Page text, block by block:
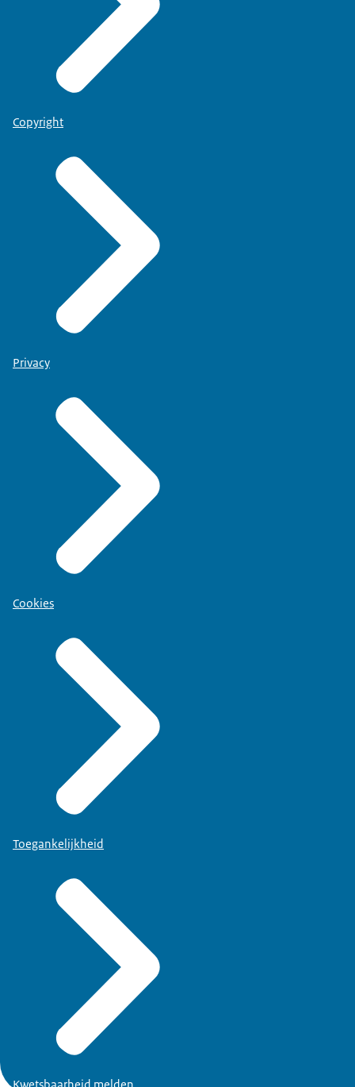
Copyright
Privacy
Cookies
Toegankelijkheid